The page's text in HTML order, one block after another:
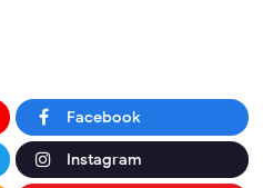
Facebook
Instagram